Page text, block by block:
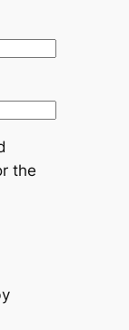
the